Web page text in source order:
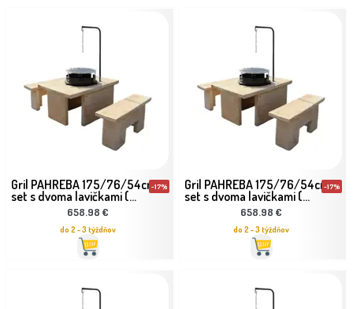
Gril PAHREBA 175/76/54cm
set s dvoma lavičkami (...
-17%
658.98 €
do 2 - 3 týždňov
Gril PAHREBA 175/76/54cm
set s dvoma lavičkami (...
-17%
658.98 €
do 2 - 3 týždňov